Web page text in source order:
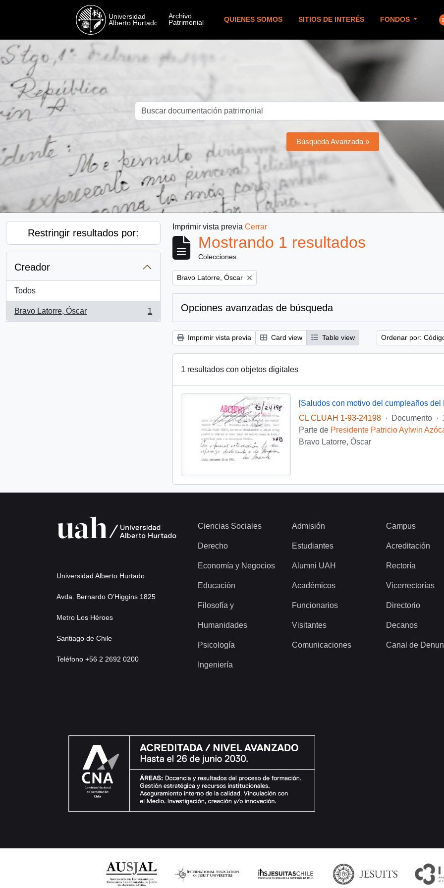
QUIENES SOMOS SITIOS DE INTERÉS FONDOS
Búsqueda Avanzada »
Restringir resultados por:
Creador
Todos
Bravo Latorre, Óscar
, 1 resultados
1
Imprimir vista previa Cerrar
Mostrando 1 resultados
Colecciones
Remove filter:
Bravo Latorre, Óscar
Opciones avanzadas de búsqueda
Imprimir vista previa Card view Table view Ordenar por:
1 resultados con objetos digitales
[Saludos con motivo del cumpleaños del
CL CLUAH 1-93-24198
· Documento ·
Parte de Presidente Patricio Aylwin
Bravo Latorre, Óscar
Universidad Alberto Hurtado
Avda. Bernardo O’Higgins 1825
Metro Los Héroes
Santiago de Chile
Teléfono +56 2 2692 0200
Ciencias Sociales
Derecho
Economía y Negocios
Educación
Filosofía y
Humanidades
Psicología
Ingeniería
Admisión
Estudiantes
Alumni UAH
Académicos
Funcionarios
Visitantes
Comunicaciones
Campus
Acreditación
Rectoría
Vicerrectorías
Directorio
Decanos
Canal de